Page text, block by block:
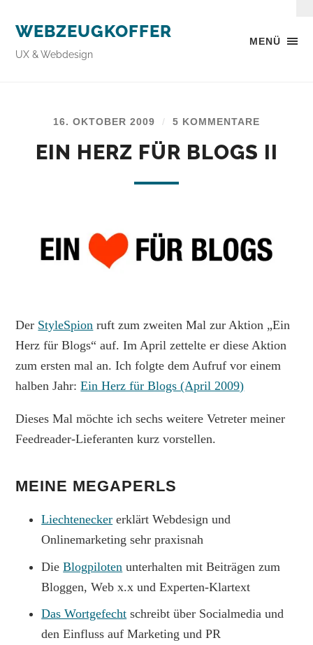
MENÜ
WEBZEUGKOFFER
UX & Webdesign
16. OKTOBER 2009 / 5 KOMMENTARE
EIN HERZ FÜR BLOGS II
Der StyleSpion ruft zum zweiten Mal zur Aktion „Ein
Herz für Blogs“ auf. Im April zettelte er diese Aktion
zum ersten mal an. Ich folgte dem Aufruf vor einem
halben Jahr:Ein Herz für Blogs (April 2009)
Dieses Mal möchte ich sechs weitere Vetreter meiner
Feedreader-Lieferanten kurz vorstellen.
MEINE MEGAPERLS
Liechtenecker erklärt Webdesign und
Onlinemarketing sehr praxisnah
DieBlogpiloten unterhalten mit Beiträgen zum
Bloggen, Web x.x und Experten-Klartext
Das Wortgefecht schreibt über Socialmedia und
den Einfluss auf Marketing und PR